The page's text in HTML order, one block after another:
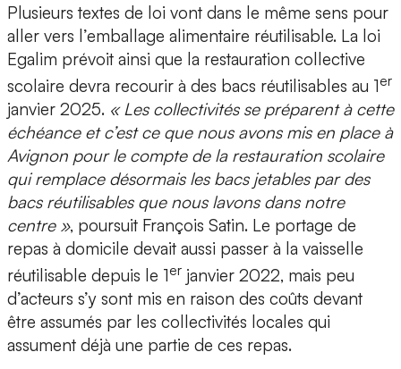
Plusieurs textes de loi vont dans le même sens pour
aller vers l’emballage alimentaire réutilisable. La loi
Egalim prévoit ainsi que la restauration collective
scolaire devra recourir à des bacs réutilisables au 1er
janvier 2025. « Les collectivités se préparent à cette
échéance et c’est ce que nous avons mis en place à
Avignon pour le compte de la restauration scolaire
qui remplace désormais les bacs jetables par des
bacs réutilisables que nous lavons dans notre
centre », poursuit François Satin. Le portage de
repas à domicile devait aussi passer à la vaisselle
réutilisable depuis le 1er janvier 2022, mais peu
d’acteurs s’y sont mis en raison des coûts devant
être assumés par les collectivités locales qui
assument déjà une partie de ces repas.